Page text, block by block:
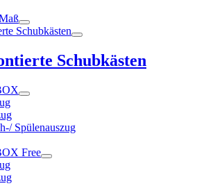
Schubkästen
Schubkästen
Spülenauszug
Free